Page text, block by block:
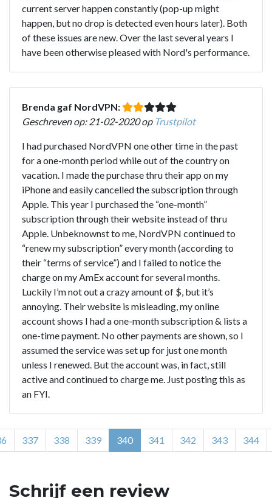
current server happen constantly (pop-up might
happen, but no drop is detected even hours later). Both
of these issues are new. Over the last several years I
have been otherwise pleased with Nord's performance.
Brenda gaf NordVPN:
Geschreven op: 21-02-2020 op Trustpilot
I had purchased NordVPN one other time in the past
for a one-month period while out of the country on
vacation. I made the purchase thru their app on my
iPhone and easily cancelled the subscription through
Apple. This year I purchased the “one-month”
subscription through their website instead of thru
Apple. Unbeknownst to me, NordVPN continued to
“renew my subscription” every month (according to
their “terms of service”) and I failed to notice the
charge on my AmEx account for several months.
Luckily I’m not out a crazy amount of $, but it’s
annoying. Their website is misleading, my online
account shows I had a one-month subscription & lists a
one-time payment. No other payments are shown, so I
assumed the service was set up for just one month
unless I renewed. But the account was, in fact, still
active and continued to charge me. Just posting this as
an FYI.
337 338 339 340 341 342 343 344
Schrijf een review